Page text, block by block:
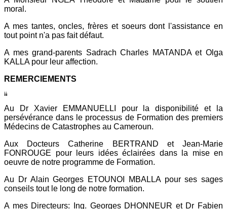
moral.
A mes tantes, oncles, frères et soeurs dont l'assistance en
tout point n'a pas fait défaut.
A mes grand-parents Sadrach Charles MATANDA et Olga
KALLA pour leur affection.
REMERCIEMENTS
Au Dr Xavier EMMANUELLI pour la disponibilité et la
persévérance dans le processus de Formation des premiers
Médecins de Catastrophes au Cameroun.
Aux Docteurs Catherine BERTRAND et Jean-Marie
FONROUGE pour leurs idées éclairées dans la mise en
oeuvre de notre programme de Formation.
Au Dr Alain Georges ETOUNOI MBALLA pour ses sages
conseils tout le long de notre formation.
A mes Directeurs: Ing. Georges DHONNEUR et Dr Fabien